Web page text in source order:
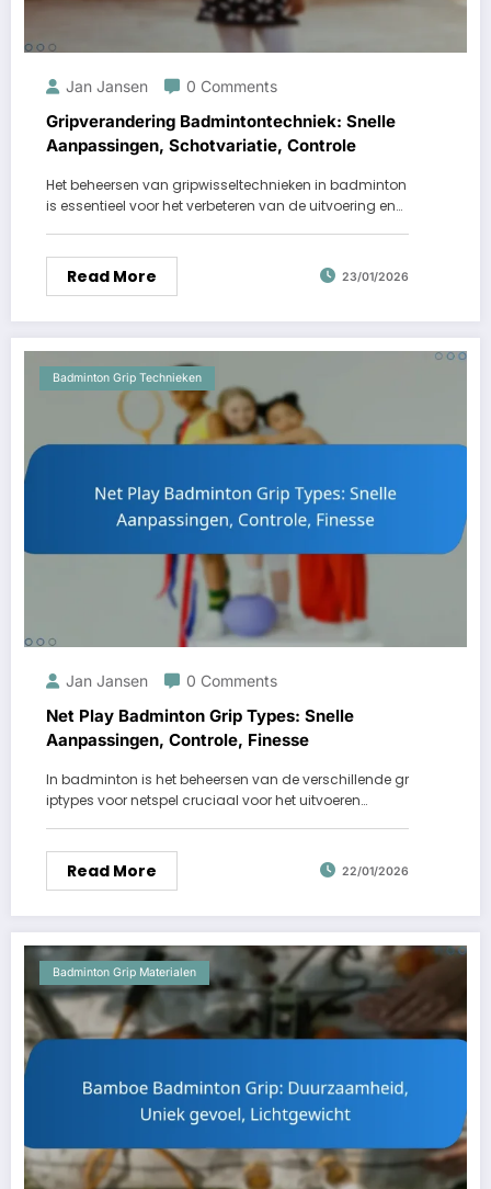
Jan Jansen 0 Comments
Gripverandering Badmintontechniek: Snelle
Aanpassingen, Schotvariatie, Controle
Het beheersen van gripwisseltechnieken in badminton
is essentieel voor het verbeteren van de uitvoering en…
Read More 23/01/2026
Badminton Grip Technieken
Jan Jansen 0 Comments
Net Play Badminton Grip Types: Snelle
Aanpassingen, Controle, Finesse
In badminton is het beheersen van de verschillende gr
iptypes voor netspel cruciaal voor het uitvoeren…
Read More 22/01/2026
Badminton Grip Materialen